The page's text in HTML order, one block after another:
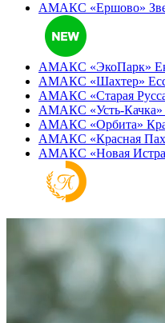
АМАКС «Ершово»
АМАКС «ЭкоПарк»
АМАКС «‎Шахтер»
АМАКС «‎Старая
АМАКС «‎Усть-Качка»
АМАКС «‎Орбита»
АМАКС «‎Красная
АМАКС «‎Новая